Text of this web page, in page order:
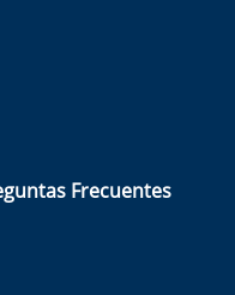
Frecuentes